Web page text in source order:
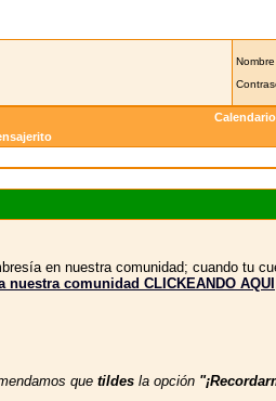
Calendario
en nuestra comunidad; cuando tu
comunidad CLICKEANDO AQUI
que tildes la opción